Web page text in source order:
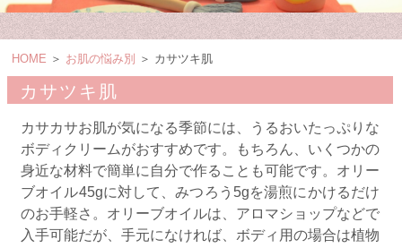
HOME ＞ お肌の悩み別 ＞ カサツキ肌
カサツキ肌
カサカサお肌が気になる季節には、うるおいたっぷりな
ボディクリームがおすすめです。もちろん、いくつかの
身近な材料で簡単に自分で作ることも可能です。オリー
ブオイル45gに対して、みつろう5gを湯煎にかけるだけ
のお手軽さ。オリーブオイルは、アロマショップなどで
入手可能だが、手元になければ、ボディ用の場合は植物